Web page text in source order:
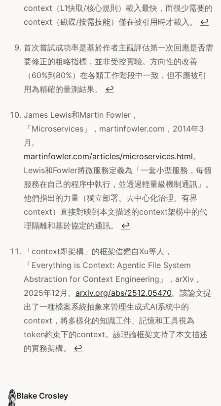
context（L1快取/核心規則）載入最快，而很少需要的
context（磁碟/按需技能）僅在被引用時才載入。 ↩
首次嘗試成功率是基於作者主觀評估第一次回應是否需
要修正的粗略指標，並非受控實驗。方向性的改善
（60%到80%）在各類工作階段中一致，但不應被引
用為精確的量測結果。 ↩
James Lewis和Martin Fowler，
「Microservices」，martinfowler.com，2014年3
月。
martinfowler.com/articles/microservices.html。
Lewis和Fowler將微服務定義為「一套小型服務，每個
服務在自己的程序中執行，並透過輕量級機制通訊」。
他們指出的力量（獨立部署、去中心化治理、有界
context）直接對映到本文描述的context架構中的代
理隔離和基於協定的通訊。 ↩
「context即架構」的框架借鑑自Xu等人，
「Everything is Context: Agentic File System
Abstraction for Context Engineering」，arXiv，
2025年12月。 arxiv.org/abs/2512.05470。該論文提
出了一種檔案系統抽象來管理生成式AI系統中的
context，將多樣化的知識工件、記憶和工具視為
token約束下的context。該理論框架支持了本文描述
的實務架構。 ↩
Blake Crosley